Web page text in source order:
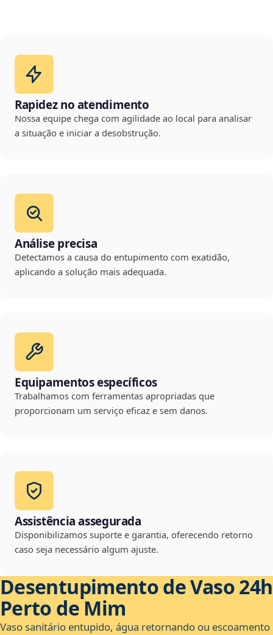
Rapidez no atendimento
Nossa equipe chega com agilidade ao local para analisar
a situação e iniciar a desobstrução.
Análise precisa
Detectamos a causa do entupimento com exatidão,
aplicando a solução mais adequada.
Equipamentos específicos
Trabalhamos com ferramentas apropriadas que
proporcionam um serviço eficaz e sem danos.
Assistência assegurada
Disponibilizamos suporte e garantia, oferecendo retorno
caso seja necessário algum ajuste.
Desentupimento de Vaso 24h
Perto de Mim
Vaso sanitário entupido, água retornando ou escoamento